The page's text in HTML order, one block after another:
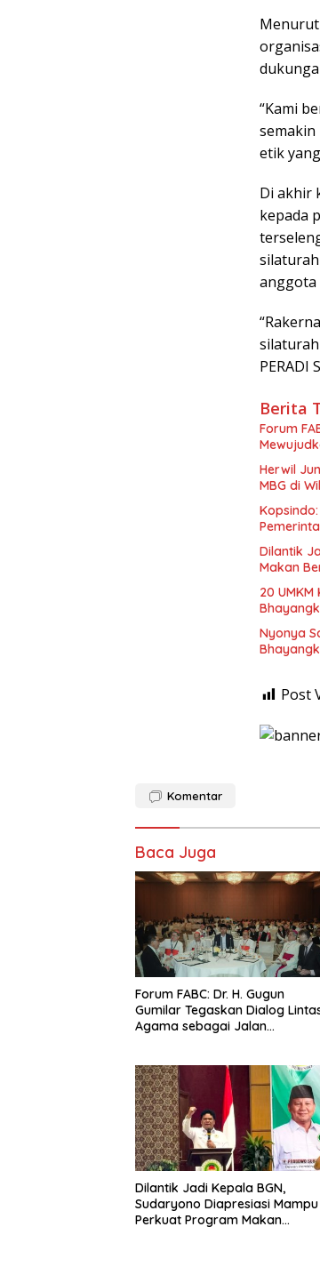
“Kami
etik
Di akhir
kepada
anggota
PERADI
Berita
Forum
Herwil
MBG di
Dilantik
Makan
20
Nyonya
Post
Komentar
Baca Juga
Forum FABC: Dr. H. Gugun
Gumilar Tegaskan Dialog
Agama sebagai Jalan
Dilantik Jadi Kepala BGN,
Sudaryono Diapresiasi Mampu
Perkuat Program Makan